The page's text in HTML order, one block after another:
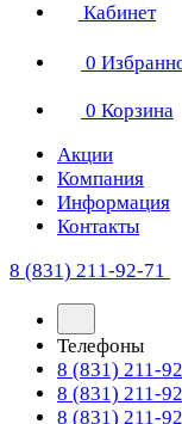
Кабинет
0
0 Корзина
Акции
Компания
Информация
Контакты
8 (831) 211-92-71
Телефоны
8 (831) 211-
8 (831) 211-
8 (831) 211-